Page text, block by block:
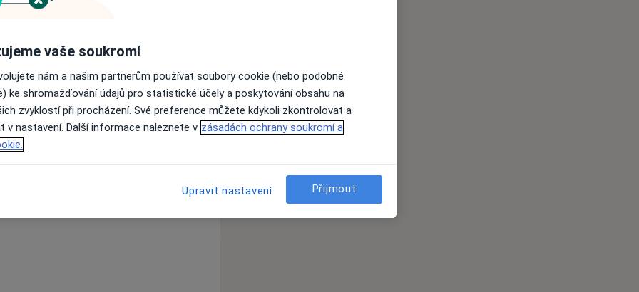
standardu péče a zakládáme si na
vybavení ordinací nám
komfort.
prostředím Vás zcela
pojišťovnami.
bez zdlouhavého čekání a
vaše soukromí
nám a našim partnerům používat soubory cookie (nebo podobné
ke shromažďování údajů pro statistické účely a poskytování obsahu na
zvyklostí při procházení. Své preference můžete kdykoli zkontrolovat a
v nastavení. Další informace naleznete v zásadách ochrany soukromí a
Upravit nastavení Přijmout